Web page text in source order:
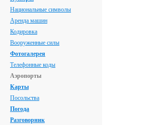
Национальные символы
Аренда машин
Кодировка
Вооруженные силы
Фотогалерея
Телефонные коды
Аэропорты
Карты
Посольства
Погода
Разговорник